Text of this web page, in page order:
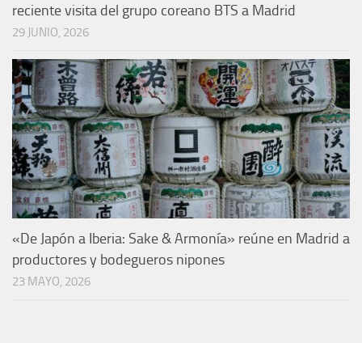
reciente visita del grupo coreano BTS a Madrid
29 JUNIO, 2026
«De Japón a Iberia: Sake & Armonía» reúne en Madrid a
productores y bodegueros nipones
23 MAYO, 2026